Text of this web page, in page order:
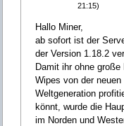
21:15)
Hallo Miner,
ab sofort ist der
der Version 1.18.2
Damit ihr ohne große
Wipes von der neuen
Weltgeneration
könnt, wurde die
im Norden und